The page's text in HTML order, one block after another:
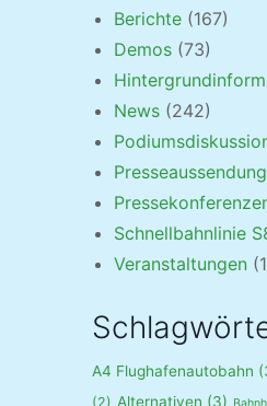
Berichte (167)
Demos (73)
News (242)
Schnellbahnlinie
Veranstaltungen
A4 Flughafenautobahn
(2) Alternativen (3)